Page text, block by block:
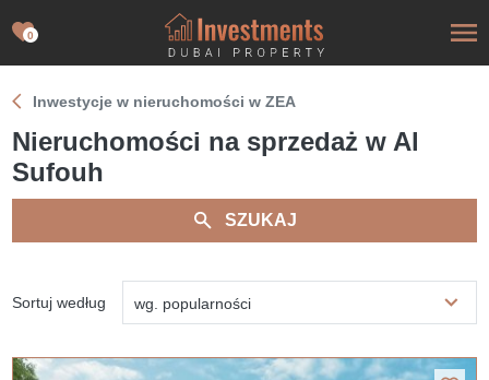
0
Inwestycje w nieruchomości w ZEA
Nieruchomości na sprzedaż w Al
Sufouh
SZUKAJ
Sortuj według wg. popularności